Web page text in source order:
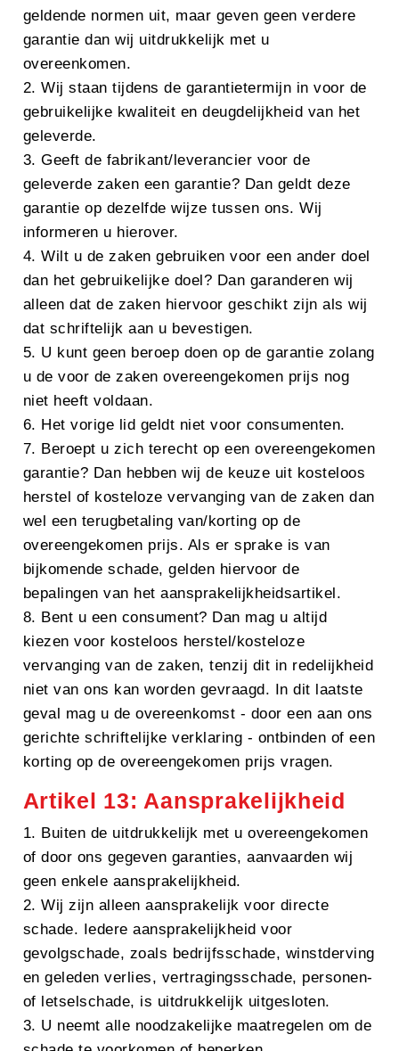
geldende normen uit, maar geven geen verdere
garantie dan wij uitdrukkelijk met u
overeenkomen.
2. Wij staan tijdens de garantietermijn in voor de
gebruikelijke kwaliteit en deugdelijkheid van het
geleverde.
3. Geeft de fabrikant/leverancier voor de
geleverde zaken een garantie? Dan geldt deze
garantie op dezelfde wijze tussen ons. Wij
informeren u hierover.
4. Wilt u de zaken gebruiken voor een ander doel
dan het gebruikelijke doel? Dan garanderen wij
alleen dat de zaken hiervoor geschikt zijn als wij
dat schriftelijk aan u bevestigen.
5. U kunt geen beroep doen op de garantie zolang
u de voor de zaken overeengekomen prijs nog
niet heeft voldaan.
6. Het vorige lid geldt niet voor consumenten.
7. Beroept u zich terecht op een overeengekomen
garantie? Dan hebben wij de keuze uit kosteloos
herstel of kosteloze vervanging van de zaken dan
wel een terugbetaling van/korting op de
overeengekomen prijs. Als er sprake is van
bijkomende schade, gelden hiervoor de
bepalingen van het aansprakelijkheidsartikel.
8. Bent u een consument? Dan mag u altijd
kiezen voor kosteloos herstel/kosteloze
vervanging van de zaken, tenzij dit in redelijkheid
niet van ons kan worden gevraagd. In dit laatste
geval mag u de overeenkomst - door een aan ons
gerichte schriftelijke verklaring - ontbinden of een
korting op de overeengekomen prijs vragen.
Artikel 13: Aansprakelijkheid
1. Buiten de uitdrukkelijk met u overeengekomen
of door ons gegeven garanties, aanvaarden wij
geen enkele aansprakelijkheid.
2. Wij zijn alleen aansprakelijk voor directe
schade. Iedere aansprakelijkheid voor
gevolgschade, zoals bedrijfsschade, winstderving
en geleden verlies, vertragingsschade, personen-
of letselschade, is uitdrukkelijk uitgesloten.
3. U neemt alle noodzakelijke maatregelen om de